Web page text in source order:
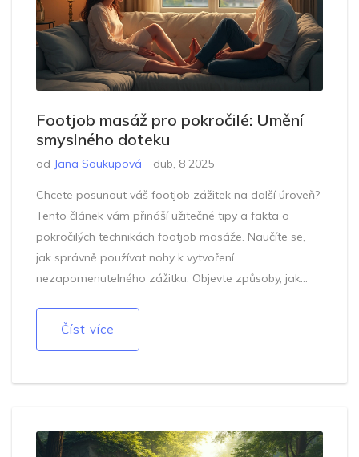
Footjob masáž pro pokročilé: Umění
smyslného doteku
od Jana Soukupová dub, 8 2025
Chcete posunout váš footjob zážitek na další úroveň?
Tento článek vám přináší užitečné tipy a fakta o
pokročilých technikách footjob masáže. Naučíte se,
jak správně používat nohy k vytvoření
nezapomenutelného zážitku. Objevte způsoby, jak
nové prvky. Pomůžeme vám pochopit, co z footjob
Číst více